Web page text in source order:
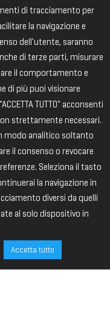
di tracciamento per
la navigazione e
dell'utente, saranno
di terze parti, misurare
il comportamento e
di più puoi visionare
TUTTO" acconsenti
strettamente necessari.
modo analitico soltanto
il consenso o revocare
Seleziona il tasto
la navigazione in
diversi da quelli
al solo dispositivo in
Accetta tutto